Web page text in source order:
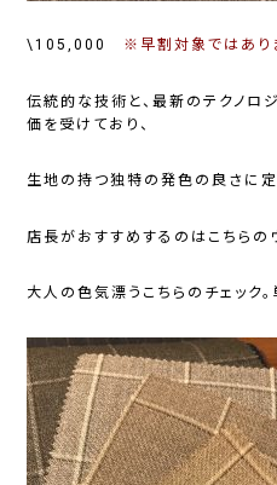
\105,000 ※早割対象ではあり
伝統的な技術と、最新のテクノロ
価を受けており、
生地の持つ独特の発色の良さに
店長がおすすめするのはこちらの
大人の色気漂うこちらのチェック